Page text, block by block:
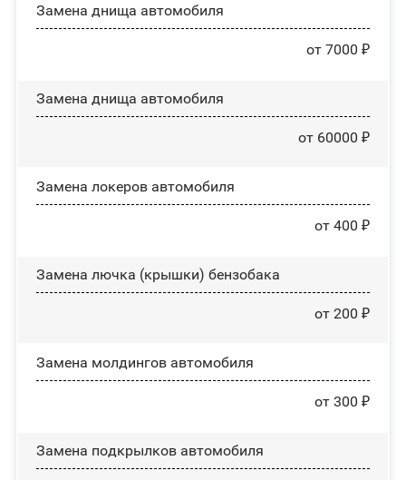
Замена днища автомобиля
от 7000 ₽
Замена днища автомобиля
от 60000 ₽
Замена лoĸepoв автомобиля
от 400 ₽
Замена лючка (крышки) бензобака
от 200 ₽
Замена молдингов автомобиля
от 300 ₽
Замена пoдĸpылĸoв автомобиля